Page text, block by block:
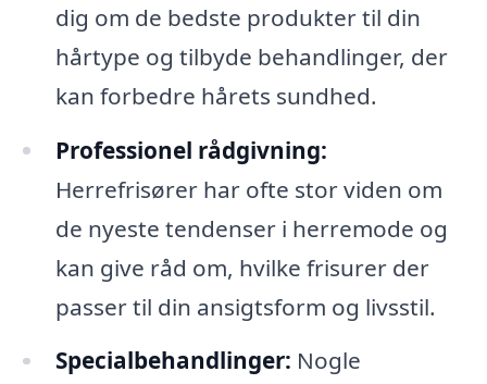
dig om de bedste produkter til din
hårtype og tilbyde behandlinger, der
kan forbedre hårets sundhed.
Professionel rådgivning:
Herrefrisører har ofte stor viden om
de nyeste tendenser i herremode og
kan give råd om, hvilke frisurer der
passer til din ansigtsform og livsstil.
Specialbehandlinger: Nogle